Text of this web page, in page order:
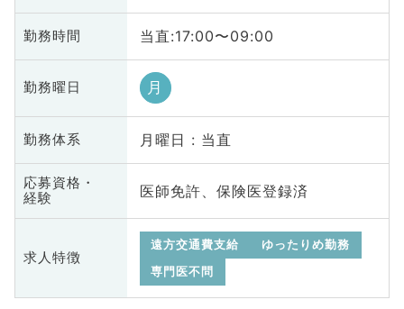
勤務時間 当直:17:00〜09:00
勤務曜日 月
勤務体系 月曜日 : 当直
応募資格・
経験
医師免許、保険医登録済
求人特徴
遠方交通費支給
ゆったりめ勤務
専門医不問